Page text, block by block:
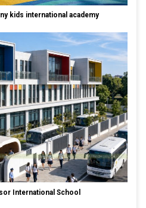
kids international academy
International School